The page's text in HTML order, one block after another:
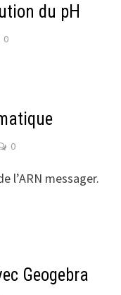
du pH
0
0
l’ARN messager.
Geogebra